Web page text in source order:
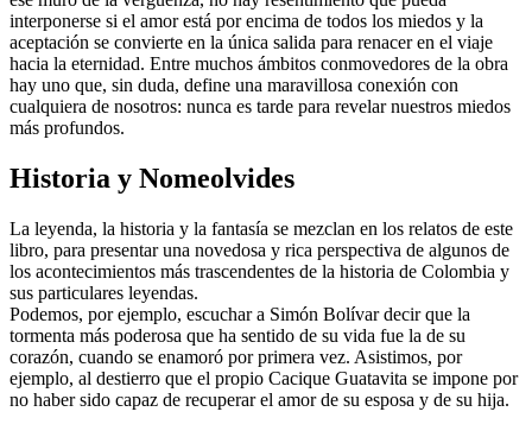
interponerse si el amor está por encima de todos los miedos y la
aceptación se convierte en la única salida para renacer en el viaje
hacia la eternidad. Entre muchos ámbitos conmovedores de la obra
hay uno que, sin duda, define una maravillosa conexión con
cualquiera de nosotros: nunca es tarde para revelar nuestros miedos
más profundos.
Historia y Nomeolvides
La leyenda, la historia y la fantasía se mezclan en los relatos de este
libro, para presentar una novedosa y rica perspectiva de algunos de
los acontecimientos más trascendentes de la historia de Colombia y
sus particulares leyendas.
Podemos, por ejemplo, escuchar a Simón Bolívar decir que la
tormenta más poderosa que ha sentido de su vida fue la de su
corazón, cuando se enamoró por primera vez. Asistimos, por
ejemplo, al destierro que el propio Cacique Guatavita se impone por
no haber sido capaz de recuperar el amor de su esposa y de su hija.